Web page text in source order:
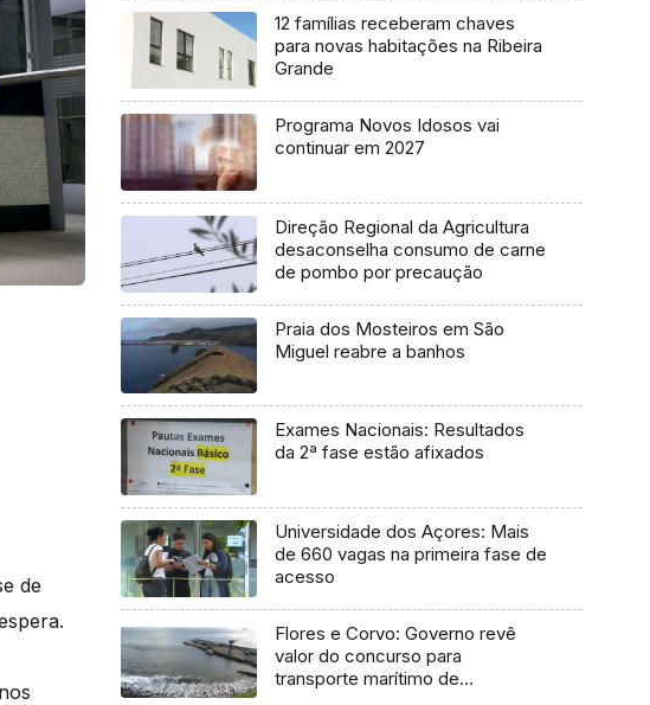
de
12 famílias receberam chaves
para novas habitações na Ribeira
Grande
Programa Novos Idosos vai
continuar em 2027
Direção Regional da Agricultura
desaconselha consumo de carne
de pombo por precaução
Praia dos Mosteiros em São
Miguel reabre a banhos
Exames Nacionais: Resultados
da 2ª fase estão afixados
Universidade dos Açores: Mais
de 660 vagas na primeira fase de
acesso
Flores e Corvo: Governo revê
valor do concurso para
transporte marítimo de